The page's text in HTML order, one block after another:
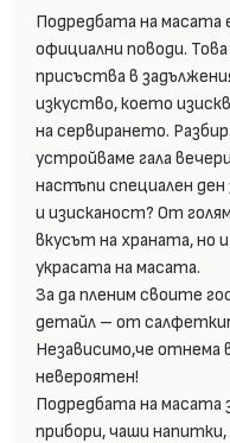
Подредбата на масата
официални поводи.
присъства в
изкуство, което
на сервирането.
устройваме гала
настъпи специален
и изисканост? От
вкусът на храната, но
украсата на масата.
За да пленим своите
детайл – от
Независимо,че
невероятен!
Подредбата на масата
прибори, чаши